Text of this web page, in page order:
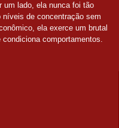
um lado, ela nunca foi tão
níveis de concentração sem
ela exerce um brutal
comportamentos.